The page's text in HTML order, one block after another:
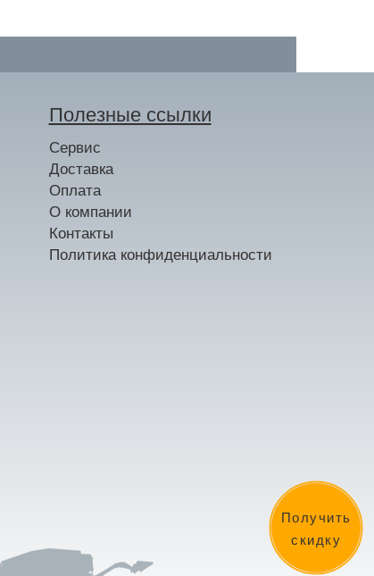
Получить
скидку
Полезные ссылки
Сервис
Доставка
Оплата
О компании
Контакты
Политика конфиденциальности